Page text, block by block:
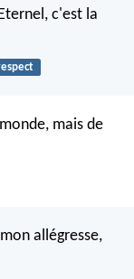
c'est la
mais de
allégresse,